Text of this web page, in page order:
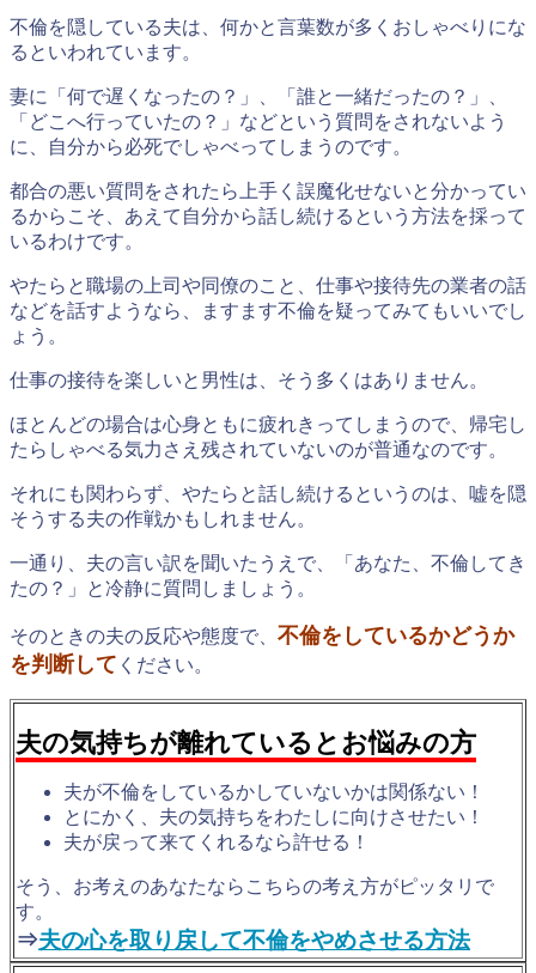
不倫を隠している夫は、何かと言葉数が多くおしゃべりにな
るといわれています。
妻に「何で遅くなったの？」、「誰と一緒だったの？」、
「どこへ行っていたの？」などという質問をされないよう
に、自分から必死でしゃべってしまうのです。
都合の悪い質問をされたら上手く誤魔化せないと分かってい
るからこそ、あえて自分から話し続けるという方法を採って
いるわけです。
やたらと職場の上司や同僚のこと、仕事や接待先の業者の話
などを話すようなら、ますます不倫を疑ってみてもいいでし
ょう。
仕事の接待を楽しいと男性は、そう多くはありません。
ほとんどの場合は心身ともに疲れきってしまうので、帰宅し
たらしゃべる気力さえ残されていないのが普通なのです。
それにも関わらず、やたらと話し続けるというのは、嘘を隠
そうする夫の作戦かもしれません。
一通り、夫の言い訳を聞いたうえで、「あなた、不倫してき
たの？」と冷静に質問しましょう。
そのときの夫の反応や態度で、 不倫をしているかどうか
を判断して ください。
夫の気持ちが離れているとお悩みの方
夫が不倫をしているかしていないかは関係ない！
とにかく、夫の気持ちをわたしに向けさせたい！
夫が戻って来てくれるなら許せる！
そう、お考えのあなたならこちらの考え方がピッタリで
す。
⇒夫の心を取り戻して不倫をやめさせる方法